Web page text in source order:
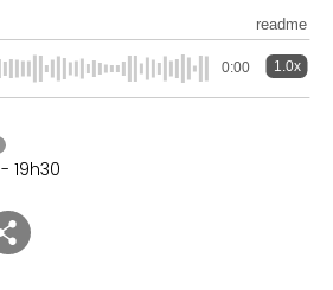
readme
0:00 1.0x
19h30